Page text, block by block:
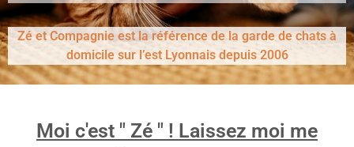
Zé et Compagnie est la référence de la garde de chats à
domicile sur l’est Lyonnais depuis 2006
Moi c'est " Zé " ! Laissez moi me